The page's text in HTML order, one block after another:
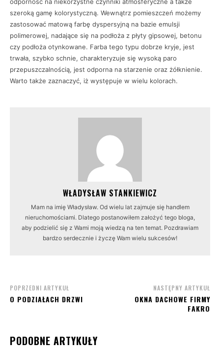
szeroką gamę kolorystyczną. Wewnątrz pomieszczeń możemy
zastosować matową farbę dyspersyjną na bazie emulsji
polimerowej, nadające się na podłoża z płyty gipsowej, betonu
czy podłoża otynkowane. Farba tego typu dobrze kryje, jest
trwała, szybko schnie, charakteryzuje się wysoką paro
przepuszczalnością, jest odporna na starzenie oraz żółknienie.
Warto także zaznaczyć, iż występuje w wielu kolorach.
WŁADYSŁAW STANKIEWICZ
Mam na imię Władysław. Od wielu lat zajmuje się handlem
nieruchomościami. Dlatego postanowiłem założyć tego bloga,
aby podzielić się z Wami moją wiedzą na ten temat. Pozdrawiam
bardzo serdecznie i życzę Wam wielu sukcesów!
POPRZEDNI ARTYKUŁ
O PODZIAŁACH DRZWI
NASTĘPNY ARTYKUŁ
OKNA DACHOWE FIRMY
FAKRO
PODOBNE ARTYKUŁY